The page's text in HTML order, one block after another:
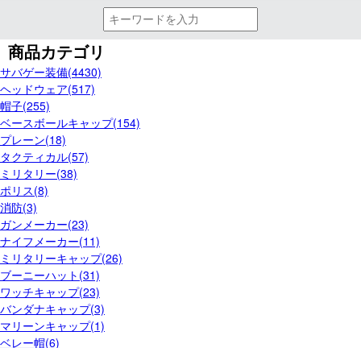
商品カテゴリ
サバゲー装備(4430)
ヘッドウェア(517)
帽子(255)
ベースボールキャップ(154)
プレーン(18)
タクティカル(57)
ミリタリー(38)
ポリス(8)
消防(3)
ガンメーカー(23)
ナイフメーカー(11)
ミリタリーキャップ(26)
ブーニーハット(31)
ワッチキャップ(23)
バンダナキャップ(3)
マリーンキャップ(1)
ベレー帽(6)